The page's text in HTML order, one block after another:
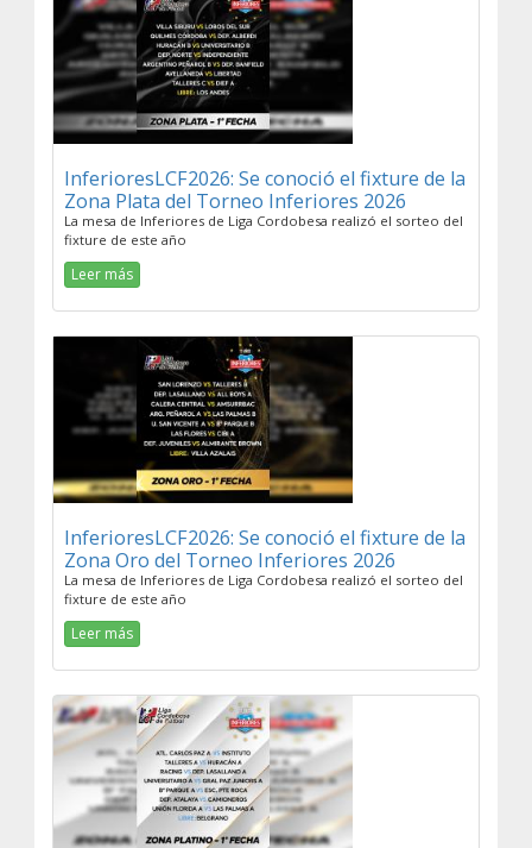
InferioresLCF2026: Se conoció el fixture de la
Zona Plata del Torneo Inferiores 2026
La mesa de Inferiores de Liga Cordobesa realizó el sorteo del
fixture de este año
Leer más
InferioresLCF2026: Se conoció el fixture de la
Zona Oro del Torneo Inferiores 2026
La mesa de Inferiores de Liga Cordobesa realizó el sorteo del
fixture de este año
Leer más